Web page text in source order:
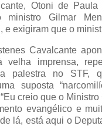
Otoni de Paula
ministro Gilmar
e exigiram que o
Cavalcante
velha imprensa,
palestra no STF,
suposta
creio que o
evangélico e
lá, está aqui o